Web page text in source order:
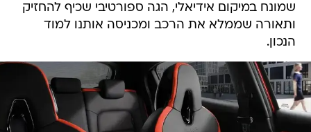
שמונח במיקום אידיאלי, הגה ספורטיבי שכיף להחזיק
ותאורה שממלא את הרכב ומכניסה אותנו למוד
הנכון.